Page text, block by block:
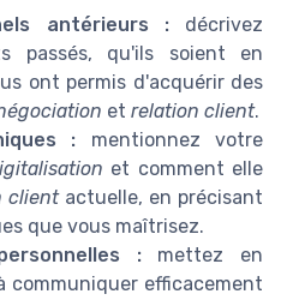
antérieurs :décrivez
passés, qu'ils soient en
ont permis d'acquérir des
et relation client.
: mentionnez votre
et comment elle
clientactuelle, en précisant
que vous maîtrisez.
:mettez en
communiquer efficacement